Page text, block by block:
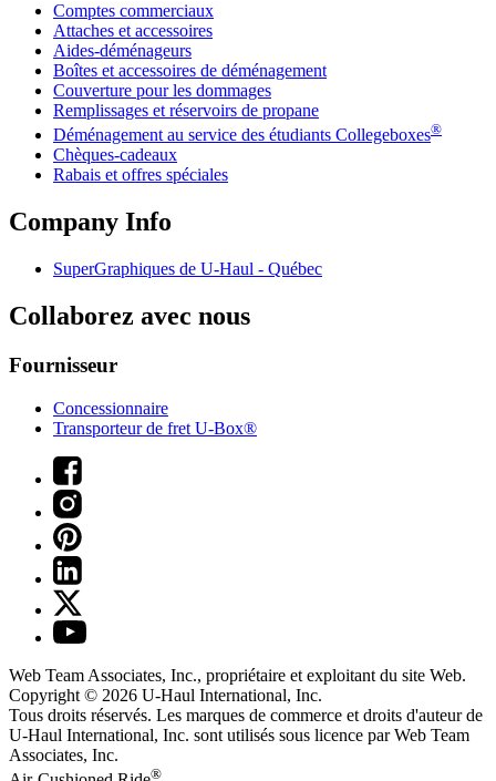
Comptes commerciaux
Attaches et accessoires
Aides-déménageurs
Boîtes et accessoires de déménagement
Couverture pour les dommages
Remplissages et réservoirs de propane
Déménagement au service des étudiants Collegeboxes®
Chèques-cadeaux
Rabais et offres spéciales
Company Info
SuperGraphiques de U-Haul - Québec
Collaborez avec nous
Fournisseur
Concessionnaire
Transporteur de fret U-Box®
Web Team Associates, Inc., propriétaire et exploitant du site Web.
Copyright © 2026 U-Haul International, Inc.
Tous droits réservés. Les marques de commerce et droits d'auteur de
U-Haul International, Inc. sont utilisés sous licence par Web Team
Associates, Inc.
®